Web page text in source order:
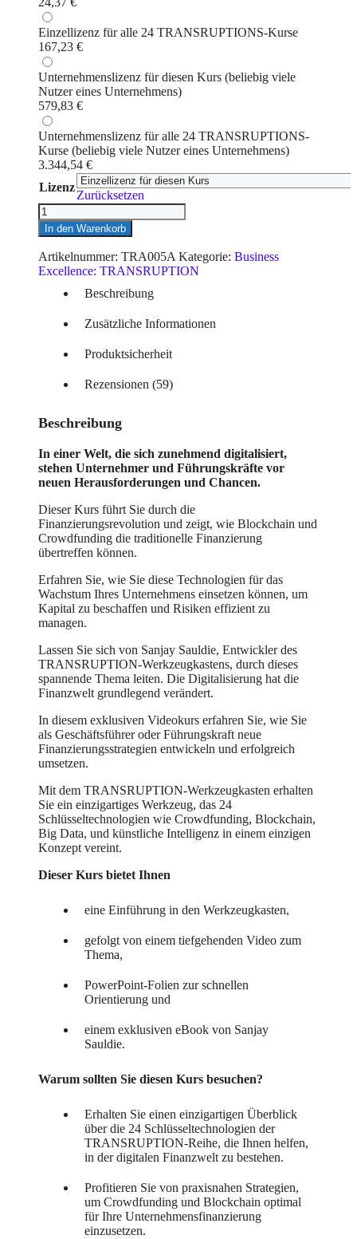
Einzellizenz für alle 24 TRANSRUPTIONS-Kurse
167,23 €
Unternehmenslizenz für diesen Kurs (beliebig viele
Nutzer eines Unternehmens)
579,83 €
Unternehmenslizenz für alle 24 TRANSRUPTIONS-
Kurse (beliebig viele Nutzer eines Unternehmens)
3.344,54 €
Lizenz
Zurücksetzen
Masterclass
Finanz-
und
Crowdfunding:
Online
eBook,
Quellen
Teilnahmezertifikat
In den Warenkorb
Artikelnummer: TRA005A Kategorie: Business
Excellence: TRANSRUPTION
Beschreibung
Zusätzliche Informationen
Produktsicherheit
Rezensionen (59)
Beschreibung
In einer Welt, die sich zunehmend digitalisiert,
stehen Unternehmer und Führungskräfte vor
neuen Herausforderungen und Chancen.
Dieser Kurs führt Sie durch die
Finanzierungsrevolution und zeigt, wie Blockchain und
Crowdfunding die traditionelle Finanzierung
übertreffen können.
Erfahren Sie, wie Sie diese Technologien für das
Wachstum Ihres Unternehmens einsetzen können, um
Kapital zu beschaffen und Risiken effizient zu
managen.
Lassen Sie sich von Sanjay Sauldie, Entwickler des
TRANSRUPTION-Werkzeugkastens, durch dieses
spannende Thema leiten. Die Digitalisierung hat die
Finanzwelt grundlegend verändert.
In diesem exklusiven Videokurs erfahren Sie, wie Sie
als Geschäftsführer oder Führungskraft neue
Finanzierungsstrategien entwickeln und erfolgreich
umsetzen.
Mit dem TRANSRUPTION-Werkzeugkasten erhalten
Sie ein einzigartiges Werkzeug, das 24
Schlüsseltechnologien wie Crowdfunding, Blockchain,
Big Data, und künstliche Intelligenz in einem einzigen
Konzept vereint.
Dieser Kurs bietet Ihnen
eine Einführung in den Werkzeugkasten,
gefolgt von einem tiefgehenden Video zum
Thema,
PowerPoint-Folien zur schnellen
Orientierung und
einem exklusiven eBook von Sanjay
Sauldie.
Warum sollten Sie diesen Kurs besuchen?
Erhalten Sie einen einzigartigen Überblick
über die 24 Schlüsseltechnologien der
TRANSRUPTION-Reihe, die Ihnen helfen,
in der digitalen Finanzwelt zu bestehen.
Profitieren Sie von praxisnahen Strategien,
um Crowdfunding und Blockchain optimal
für Ihre Unternehmensfinanzierung
einzusetzen.